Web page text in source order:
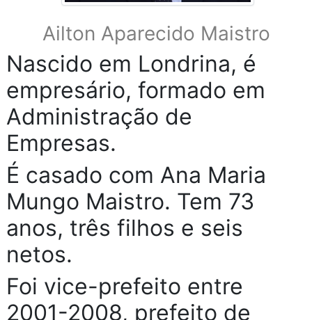
Ailton Aparecido Maistro
Nascido em Londrina, é
empresário, formado em
Administração de
Empresas.
É casado com Ana Maria
Mungo Maistro. Tem 73
anos, três filhos e seis
netos.
Foi vice-prefeito entre
2001-2008, prefeito de